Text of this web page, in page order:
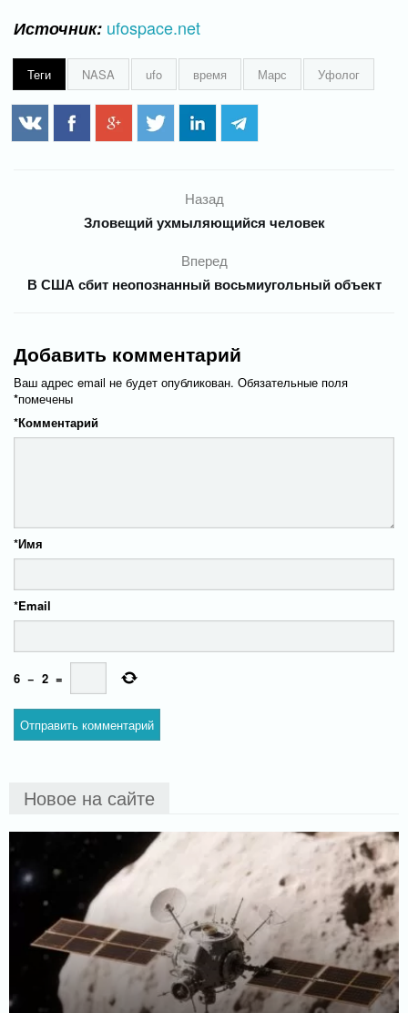
Источник: ufospace.net
Теги NASA ufo время Марс Уфолог
Назад
Зловещий ухмыляющийся человек
Вперед
В США сбит неопознанный восьмиугольный объект
Добавить комментарий
Ваш адрес email не будет опубликован. Обязательные поля
помечены
*
Комментарий
*
Имя
*
Email
*
6 − 2 =
Новое на сайте